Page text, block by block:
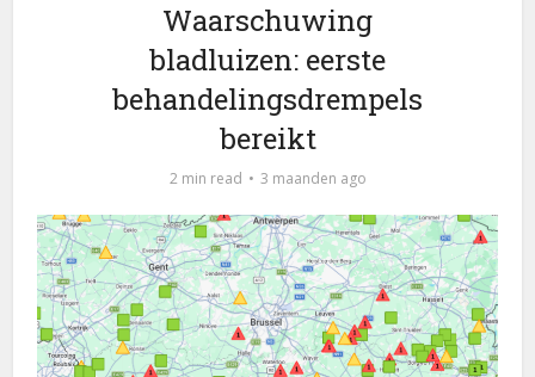
Waarschuwing
bladluizen: eerste
behandelingsdrempels
bereikt
2 min read 3 maanden ago